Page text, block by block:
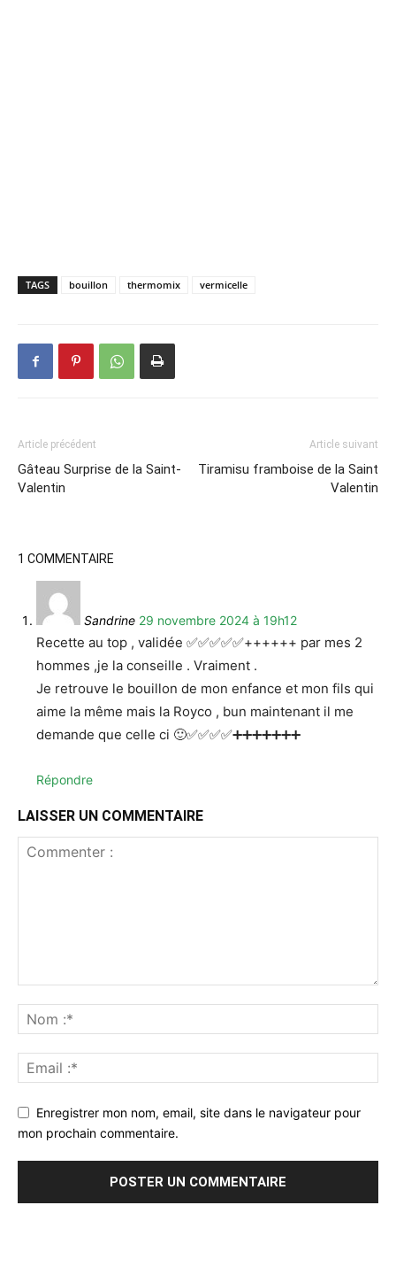
TAGS bouillon thermomix vermicelle
Article précédent
Gâteau Surprise de la Saint-
Valentin
Article suivant
Tiramisu framboise de la Saint
Valentin
1 COMMENTAIRE
Sandrine 29 novembre 2024 à 19h12
Recette au top , validée ✅️✅️✅️✅️✅️++++++ par mes 2
hommes ,je la conseille . Vraiment .
Je retrouve le bouillon de mon enfance et mon fils qui
aime la même mais la Royco , bun maintenant il me
demande que celle ci 🙂✅️✅️✅️✅️➕️➕️➕️➕️➕️➕️➕️
Répondre
LAISSER UN COMMENTAIRE
Enregistrer mon nom, email, site dans le navigateur pour
mon prochain commentaire.